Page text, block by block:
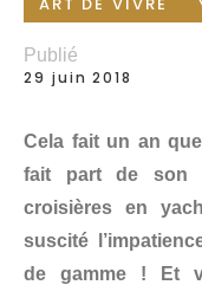
Publié
29 juin 2018
Cela fait un an
fait part de son
croisières en
suscité
de gamme ! Et